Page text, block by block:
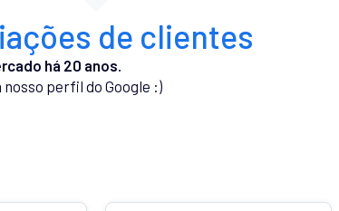
de clientes
há 20 anos.
perfil do Google :)